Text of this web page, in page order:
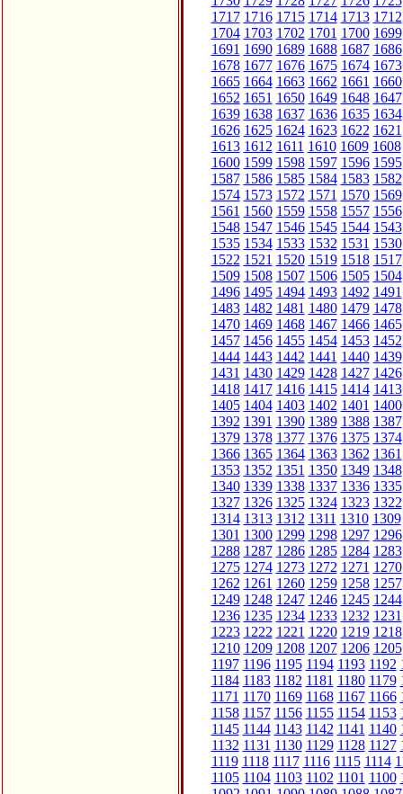
1717 1716 1715 1714 1713 1712
1704 1703 1702 1701 1700 1699
1691 1690 1689 1688 1687 1686
1678 1677 1676 1675 1674 1673
1665 1664 1663 1662 1661 1660
1652 1651 1650 1649 1648 1647
1639 1638 1637 1636 1635 1634
1626 1625 1624 1623 1622 1621
1613 1612 1611 1610 1609 1608
1600 1599 1598 1597 1596 1595
1587 1586 1585 1584 1583 1582
1574 1573 1572 1571 1570 1569
1561 1560 1559 1558 1557 1556
1548 1547 1546 1545 1544 1543
1535 1534 1533 1532 1531 1530
1522 1521 1520 1519 1518 1517
1509 1508 1507 1506 1505 1504
1496 1495 1494 1493 1492 1491
1483 1482 1481 1480 1479 1478
1470 1469 1468 1467 1466 1465
1457 1456 1455 1454 1453 1452
1444 1443 1442 1441 1440 1439
1431 1430 1429 1428 1427 1426
1418 1417 1416 1415 1414 1413
1405 1404 1403 1402 1401 1400
1392 1391 1390 1389 1388 1387
1379 1378 1377 1376 1375 1374
1366 1365 1364 1363 1362 1361
1353 1352 1351 1350 1349 1348
1340 1339 1338 1337 1336 1335
1327 1326 1325 1324 1323 1322
1314 1313 1312 1311 1310 1309
1301 1300 1299 1298 1297 1296
1288 1287 1286 1285 1284 1283
1275 1274 1273 1272 1271 1270
1262 1261 1260 1259 1258 1257
1249 1248 1247 1246 1245 1244
1236 1235 1234 1233 1232 1231
1223 1222 1221 1220 1219 1218
1210 1209 1208 1207 1206 1205
1197 1196 1195 1194 1193 1192
1184 1183 1182 1181 1180 1179
1171 1170 1169 1168 1167 1166
1158 1157 1156 1155 1154 1153
1145 1144 1143 1142 1141 1140
1132 1131 1130 1129 1128 1127
1119 1118 1117 1116 1115 1114
1105 1104 1103 1102 1101 1100